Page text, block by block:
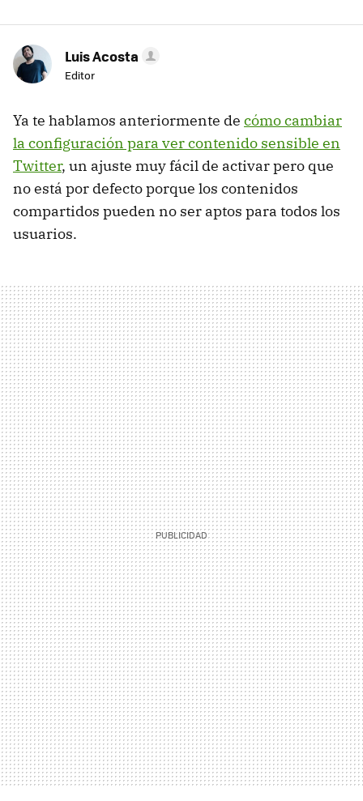
Luis Acosta
Editor
Ya te hablamos anteriormente de cómo cambiar
la configuración para ver contenido sensible en
Twitter, un ajuste muy fácil de activar pero que
no está por defecto porque los contenidos
compartidos pueden no ser aptos para todos los
usuarios.